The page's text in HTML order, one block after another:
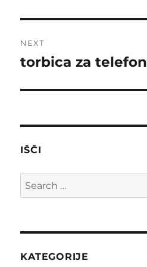
NEXT
Next
torbica za telefon
IŠČI
Search
for:
KATEGORIJE